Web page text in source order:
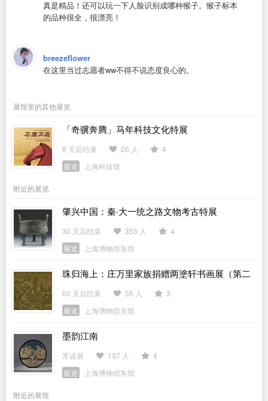
真是精品！还可以玩一下人脸识别成哪种猴子。猴子标本
的品种很全，很漂亮！
breezeflower
在这里当过志愿者ww不得不说态度良心的。
展馆里的其他展览
「奇骥奔腾」马年科技文化特展
8 天后结束 26 人
4
展览
上海科技馆
附近的展览
肇兴中国：秦·大一统之路文物考古特展
30 天后结束 355 人
4
展览
上海博物馆东馆
珠归海上：庄万里家族捐赠两塗轩书画展（第二
期）
60 天后结束 55 人
3
展览
上海博物馆东馆
墨韵江南
常设展 137 人
4
展览
上海博物馆东馆
附近的展馆